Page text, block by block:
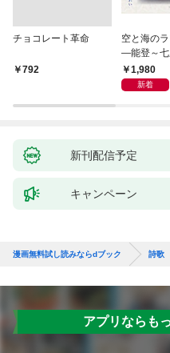
チョコレート革命
￥792
空と海の
―能登～
1,980
新着
新刊配信予定
キャンペーン
漫画無料試し読みならdブック 詩歌
アプリならも